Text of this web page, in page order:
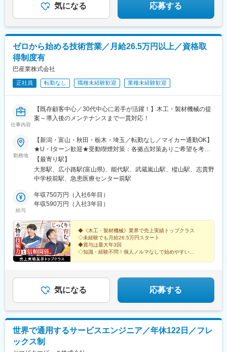
レポート駅、豊洲駅、御茶ノ水駅、五反田駅、飯田橋駅、恵比寿
水道橋駅、九段下駅、荻窪駅、亀戸駅、秋葉原駅、汐留駅、葛西
駅、藤沢駅、川崎駅、新高島駅、新横浜駅、愛甲石田駅、戸塚
駅、湘南台駅、天王町駅、武蔵小杉駅、南橋本駅、桜木町駅、南
林間駅、鶴見駅、新川崎駅、武蔵新城駅、小田原駅、善行駅、天
空橋駅、ＹＲＰ野比駅、新百合ケ丘駅、相原駅、京急新子安駅、
海老名駅(相鉄・小田急)、新杉田駅、鴨居駅、葭川公園駅、海浜幕
張駅、船橋駅、柏駅、八千代台駅、八幡宿駅、土気駅、蘇我駅、
木更津駅、千葉みなと駅、新習志野駅、佐倉駅、松戸駅、西船橋
駅、さいたま新都心駅、川越駅、熊谷駅、浦和駅、狭山市駅、南
越谷駅、川口駅、東所沢駅、和光市駅、朝霞台駅、新越谷駅、久
駅、門真市駅、淀屋橋駅、北浜駅(大阪府)、肥後橋駅、江坂駅、東
三国駅、阿波座駅、南港東駅、中之島駅、四ツ橋駅、西三荘駅、
西中島南方駅、西梅田駅、本町駅、南森町駅、神戸駅(兵庫県)、尼
崎駅(東海道本線)、御崎公園駅、医療センター駅、西宮駅(ＪＲ
線)、明石駅、林崎松江海岸駅、京都駅、西院駅(阪急線)、長岡京
鉄線)、向日町駅、淀駅、烏丸御池駅、六番町駅、北岡崎駅、今池
駅(愛知県)、ナゴヤドーム前矢田駅、高蔵寺駅、柏森駅、知立駅、
県)、豊橋駅、大曽根駅、矢場町駅、藤が丘駅(愛知県)、刈谷駅、
千種駅、小牧原駅、東刈谷駅、土橋駅(愛知県)、新栄町駅(愛知
県)、日進駅(愛知県)、二川駅、丸の内駅(愛知県)、春日井駅(中央
本線)、東名古屋港駅、三河豊田駅、国府宮駅、国際センター駅、
小牧口駅、常滑駅、岩倉駅(愛知県)、三郷駅(愛知県)、三河安城
駅、掛川駅、新富士駅(静岡県)、藤枝駅、博多駅、小倉駅(福岡
県)、天神駅、呉服町駅(福岡県)、赤坂駅(福岡県)、天神南駅、渡辺
通駅、熊本駅、スタジアムシティサウス駅、いわき駅、金沢駅、
橋駅、新前橋駅、苫小牧駅、さっぽろ駅、青森駅、秋田駅、長岡
駅、近鉄四日市駅、大和西大寺駅、鳥取駅、松江駅、下関駅、徳
気になる 応募する
ゼロから始める技術営業／月給26.5万円以上／資格取
得制度有
巴産業株式会社
正社員 転勤なし 職種未経験歓迎 業種未経験歓迎
仕事内容
【既存顧客中心／30代中心に若手が活躍！】木工・製材機械の提
案～導入後のメンテナンスまで一貫対応！
勤務地
【新潟・富山・秋田・栃木・埼玉／転勤なし／マイカー通勤OK】
★U・Iターン歓迎★受動喫煙対策：各拠点対策ありご希望を考慮
の上、以下いずれかの拠点での勤務となります。■新潟支店：新潟
県新潟市東区木工新町372-5■富山支店：富山県高岡市明野町3-5■
秋田支店：秋田県能代市寿域長根48-84■埼玉支店：埼玉県比企郡
10
【最寄り駅】
大形駅、広小路駅(富山県)、能代駅、武蔵嵐山駅、樅山駅、志貴野
中学校前駅、急患医療センター前駅
給与
年収750万円（入社6年目）
年収590万円（入社3年目）
◆《木工・製材機械》業界で売上実績トップクラス
◇未経験でも月給26.5万円スタート
◆賞与は最大年3回
◇知識・経験不問！個人ノルマなしで始めやすい
気になる 応募する
世界で通用するサービスエンジニア／年休122日／フレ
ックス制